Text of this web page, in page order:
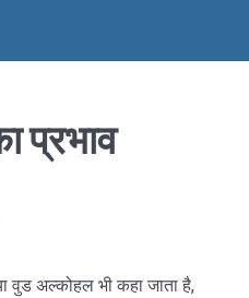
प्रभाव
वुड अल्कोहल भी कहा जाता है,